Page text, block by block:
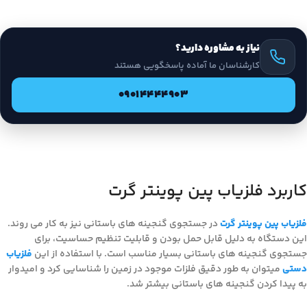
نیاز به مشاوره دارید؟
کارشناسان ما آماده پاسخگویی هستند
09014444903
کاربرد فلزیاب پین پوینتر گرت
فلزیاب پین پوینتر گرتدر جستجوی گنجینه های باستانی نیز به کار می روند.
این دستگاه به دلیل قابل حمل بودن و قابلیت تنظیم حساسیت، برای
جستجوی گنجینه های باستانی بسیار مناسب است. با استفاده از این فلزیاب
دستیمیتوان به طور دقیق فلزات موجود در زمین را شناسایی کرد و امیدوار
به پیدا کردن گنجینه های باستانی بیشتر شد.